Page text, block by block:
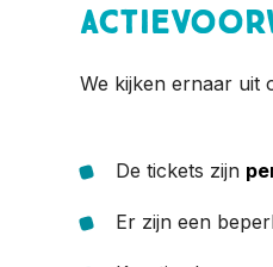
We kijken ernaar uit
De tickets zijn
Er zijn een